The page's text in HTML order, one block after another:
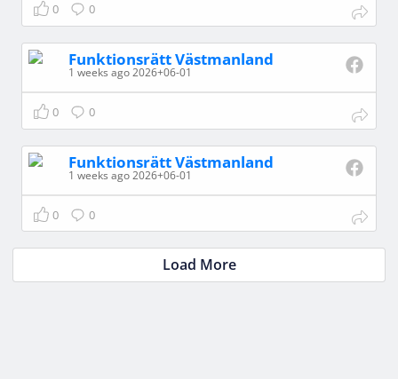
0 0
Funktionsrätt Västmanland
1 weeks ago 2026+06-01
0 0
Funktionsrätt Västmanland
1 weeks ago 2026+06-01
0 0
Load More